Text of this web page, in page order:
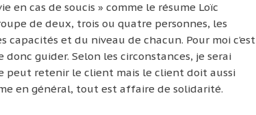
en cas de soucis » comme le résume Loïc
de deux, trois ou quatre personnes, les
et du niveau de chacun. Pour moi c’est
guider. Selon les circonstances, je serai
peut retenir le client mais le client doit aussi
en général, tout est affaire de solidarité.